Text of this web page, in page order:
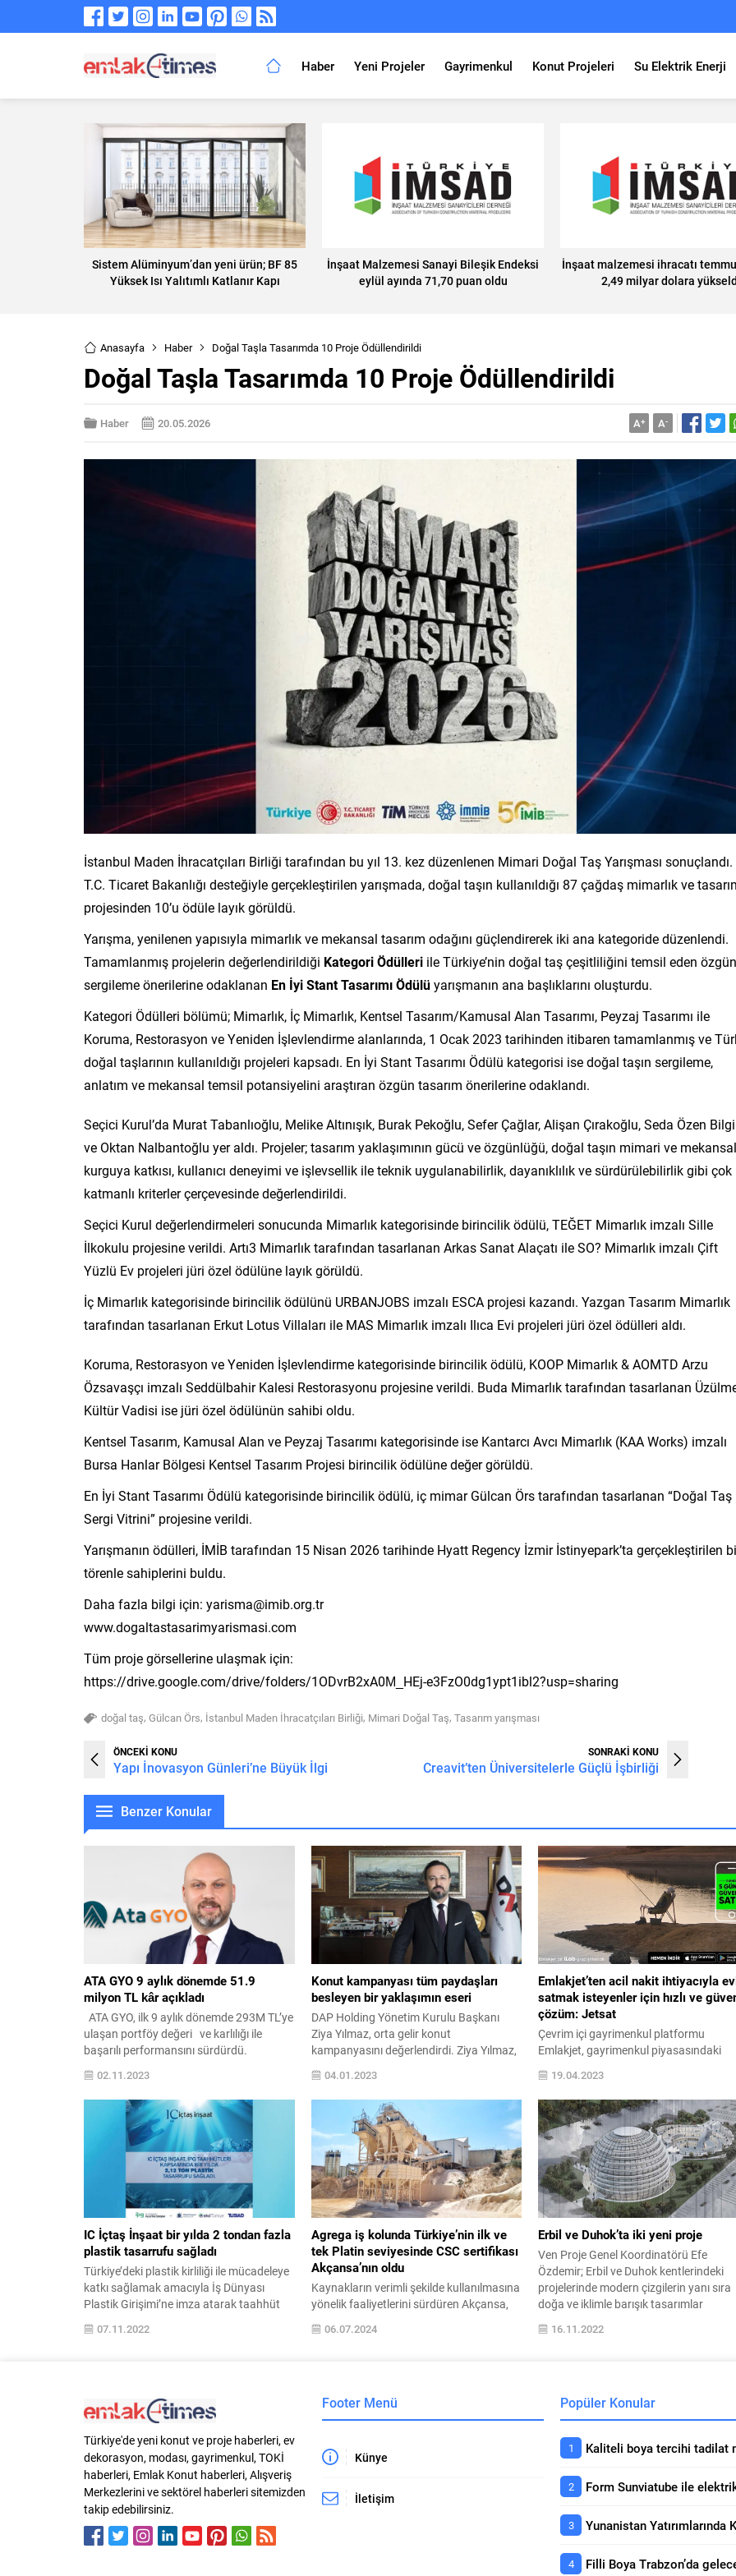
Haber Yeni Projeler Gayrimenkul Konut Projeleri Su Elektrik Enerji
Sistem Alüminyum’dan yeni ürün; BF 85
Yüksek Isı Yalıtımlı Katlanır Kapı
İnşaat Malzemesi Sanayi Bileşik Endeksi
eylül ayında 71,70 puan oldu
İnşaat malzemesi ihracatı
2,49 milyar dolara
Anasayfa Haber Doğal Taşla Tasarımda 10 Proje Ödüllendirildi
Doğal Taşla Tasarımda 10 Proje Ödüllendirildi
Haber 20.05.2026 A+ A-
İstanbul Maden İhracatçıları Birliği tarafından bu yıl 13. kez düzenlenen Mimari Doğal Taş Yarışması sonuçlandı.
T.C. Ticaret Bakanlığı desteğiyle gerçekleştirilen yarışmada, doğal taşın kullanıldığı 87 çağdaş mimarlık ve
projesinden 10’u ödüle layık görüldü.
Yarışma, yenilenen yapısıyla mimarlık ve mekansal tasarım odağını güçlendirerek iki ana kategoride düzenlendi.
Tamamlanmış projelerin değerlendirildiği Kategori Ödülleri ile Türkiye’nin doğal taş çeşitliliğini temsil eden özgün
sergileme önerilerine odaklanan En İyi Stant Tasarımı Ödülüyarışmanın ana başlıklarını oluşturdu.
Kategori Ödülleri bölümü; Mimarlık, İç Mimarlık, Kentsel Tasarım/Kamusal Alan Tasarımı, Peyzaj Tasarımı ile
Koruma, Restorasyon ve Yeniden İşlevlendirme alanlarında, 1 Ocak 2023 tarihinden itibaren tamamlanmış ve
doğal taşlarının kullanıldığı projeleri kapsadı. En İyi Stant Tasarımı Ödülü kategorisi ise doğal taşın sergileme,
anlatım ve mekansal temsil potansiyelini araştıran özgün tasarım önerilerine odaklandı.
Seçici Kurul’da Murat Tabanlıoğlu, Melike Altınışık, Burak Pekoğlu, Sefer Çağlar, Alişan Çırakoğlu, Seda Özen
ve Oktan Nalbantoğlu yer aldı. Projeler; tasarım yaklaşımının gücü ve özgünlüğü, doğal taşın mimari ve mekansal
kurguya katkısı, kullanıcı deneyimi ve işlevsellik ile teknik uygulanabilirlik, dayanıklılık ve sürdürülebilirlik gibi çok
katmanlı kriterler çerçevesinde değerlendirildi.
Seçici Kurul değerlendirmeleri sonucunda Mimarlık kategorisinde birincilik ödülü, TEĞET Mimarlık imzalı Sille
İlkokulu projesine verildi. Artı3 Mimarlık tarafından tasarlanan Arkas Sanat Alaçatı ile SO? Mimarlık imzalı Çift
Yüzlü Ev projeleri jüri özel ödülüne layık görüldü.
İç Mimarlık kategorisinde birincilik ödülünü URBANJOBS imzalı ESCA projesi kazandı. Yazgan Tasarım Mimarlık
tarafından tasarlanan Erkut Lotus Villaları ile MAS Mimarlık imzalı Ilıca Evi projeleri jüri özel ödülleri aldı.
Koruma, Restorasyon ve Yeniden İşlevlendirme kategorisinde birincilik ödülü, KOOP Mimarlık & AOMTD Arzu
Özsavaşçı imzalı Seddülbahir Kalesi Restorasyonu projesine verildi. Buda Mimarlık tarafından tasarlanan
Kültür Vadisi ise jüri özel ödülünün sahibi oldu.
Kentsel Tasarım, Kamusal Alan ve Peyzaj Tasarımı kategorisinde ise Kantarcı Avcı Mimarlık (KAA Works) imzalı
Bursa Hanlar Bölgesi Kentsel Tasarım Projesi birincilik ödülüne değer görüldü.
En İyi Stant Tasarımı Ödülü kategorisinde birincilik ödülü, iç mimar Gülcan Örs tarafından tasarlanan “Doğal Taş
Sergi Vitrini” projesine verildi.
Yarışmanın ödülleri, İMİB tarafından 15 Nisan 2026 tarihinde Hyatt Regency İzmir İstinyepark’ta gerçekleştirilen
törenle sahiplerini buldu.
Daha fazla bilgi için: yarisma@imib.org.tr
www.dogaltastasarimyarismasi.com
Tüm proje görsellerine ulaşmak için:
https://drive.google.com/drive/folders/1ODvrB2xA0M_HEj-e3FzO0dg1ypt1ibl2?usp=sharing
doğal taş, Gülcan Örs, İstanbul Maden İhracatçıları Birliği, Mimari Doğal Taş, Tasarım yarışması
ÖNCEKİ KONU
Yapı İnovasyon Günleri’ne Büyük İlgi
SONRAKİ KONU
Creavit’ten Üniversitelerle Güçlü İşbirliği
Benzer Konular
ATA GYO 9 aylık dönemde 51.9
milyon TL kâr açıkladı
ATA GYO, ilk 9 aylık dönemde 293M TL’ye
ulaşan portföy değeri ve karlılığı ile
başarılı performansını sürdürdü.
Türkiye’nin Gayrimenkul Yatırım Ortaklığı,
ATA GYO, 2023 yılının ilk 9 ayında elde
ettiği başarılı sonuçlarla portföy değerini
293 milyon TL seviyesine yükseltti. ATA
GYO’nun bu yılki faaliyetleri güçlü bilanço
yapısı ile...
02.11.2023
Konut kampanyası tüm paydaşları
besleyen bir yaklaşımın eseri
DAP Holding Yönetim Kurulu Başkanı
Ziya Yılmaz, orta gelir konut
kampanyasını değerlendirdi. Ziya Yılmaz,
söz konusu kampanyanın alt sektörlerle
birlikte 250 sektörü harekete geçireceğini
ve Türkiye ekonomisine güç vereceğini
söyledi. DAP Holding Yönetim Kurulu
Başkanı Ziya Yılmaz, konut sektörüne
yönelik kampanyaların Türkiye
ekonomisine güç verdiğini söyledi. Ziya
Yılmaz, bugün...
04.01.2023
Emlakjet’ten acil nakit ihtiyacıyla
satmak isteyenler için hızlı ve
çözüm: Jetsat
Çevrim içi gayrimenkul platformu
Emlakjet, gayrimenkul piyasasındaki
satıcı ve alıcıların yaşadığı zorlukları
azaltmak üzere geliştirdiği yenilikçi
uygulamalar ile öne çıkıyor. Acil nakit
ihtiyacıyla evini satmak isteyenlere
çözüm olan Jetsat uygulaması hızlı ve
güvenli çözüm sunuyor. Ayrıca uygun
gayrimenkul arayışında olanlar ise
JetFırsatlar ile aradığı fırsatı
yakalayabiliyor. Emlakjet, yayınladığı
reklam...
19.04.2023
IC İçtaş İnşaat bir yılda 2 tondan fazla
plastik tasarrufu sağladı
Türkiye’deki plastik kirliliği ile mücadeleye
katkı sağlamak amacıyla İş Dünyası
Plastik Girişimi’ne imza atarak taahhüt
veren tek inşaat şirketi olan IC İçtaş
İnşaat, plastik kullanımını azaltma ve
şirketler arasında yer alan IC İçtaş
İnşaat,...
07.11.2022
Agrega iş kolunda Türkiye’nin ilk ve
tek Platin seviyesinde CSC sertifikası
Akçansa’nın oldu
Kaynakların verimli şekilde kullanılmasına
yönelik faaliyetlerini sürdüren Akçansa,
agrega iş kolunda önemli bir başarının
sahibi oldu. Şirketin Bursa Agrega tesisi,
tamamlayarak Beton Sürdürülebilirlik
Konseyi’nce (Concrete Sustainability
Kullanımı Sertifikası’na Platin seviyede
sahip oldu....
06.07.2024
Erbil ve Duhok’ta iki yeni proje
Ven Proje Genel Koordinatörü Efe
Özdemir; Erbil ve Duhok kentlerindeki
projelerinde modern çizgilerin yanı sıra
doğa ve iklimle barışık tasarımlar
yaparken önem verdikleri noktaları,
projelerinde kullandıkları çağdaş sanat
detaylı olarak bahsetti. “Erbil ve Duhok
kentlerinde...
16.11.2022
Türkiye'de yeni konut ve proje haberleri, ev
dekorasyon, modası, gayrimenkul, TOKİ
haberleri, Emlak Konut haberleri, Alışveriş
Merkezlerini ve sektörel haberleri sitemizden
takip edebilirsiniz.
Footer Menü
Künye
İletişim
Popüler Konular